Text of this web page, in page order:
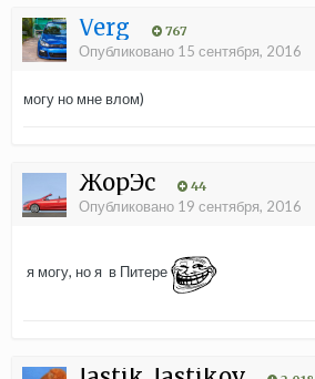
Verg 767
Опубликовано 15 сентября, 2016
могу но мне влом)
ЖорЭс 44
Опубликовано 19 сентября, 2016
я могу, но я в Питере